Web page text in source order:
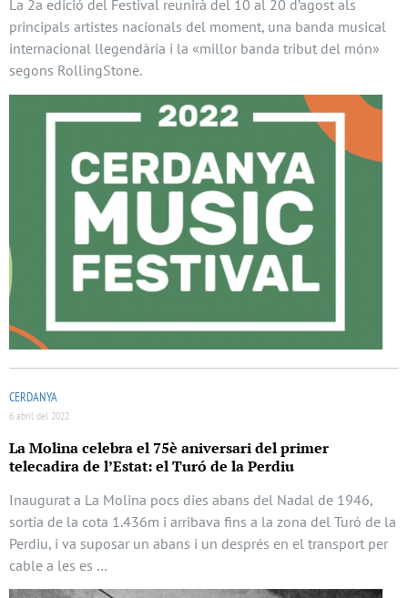
La 2a edició del Festival reunirà del 10 al 20 d’agost als
principals artistes nacionals del moment, una banda musical
internacional llegendària i la «millor banda tribut del món»
segons RollingStone.
CERDANYA
6 abril del 2022
La Molina celebra el 75è aniversari del primer
telecadira de l’Estat: el Turó de la Perdiu
Inaugurat a La Molina pocs dies abans del Nadal de 1946,
sortia de la cota 1.436m i arribava fins a la zona del Turó de la
Perdiu, i va suposar un abans i un després en el transport per
cable a les es …